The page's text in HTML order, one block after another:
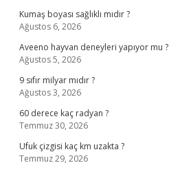
Kumaş boyası sağlıklı mıdır ?
Ağustos 6, 2026
Aveeno hayvan deneyleri yapıyor mu ?
Ağustos 5, 2026
9 sıfır milyar mıdır ?
Ağustos 3, 2026
60 derece kaç radyan ?
Temmuz 30, 2026
Ufuk çizgisi kaç km uzakta ?
Temmuz 29, 2026